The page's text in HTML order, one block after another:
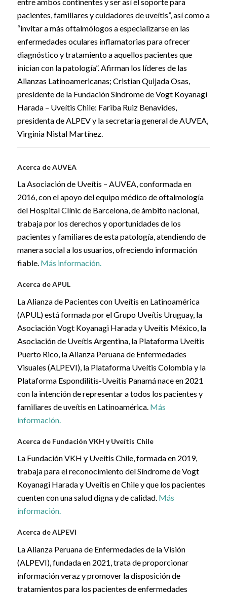
pacientes, familiares y cuidadores de uveítis”, así como a
“invitar a más oftalmólogos a especializarse en las
enfermedades oculares inflamatorias para ofrecer
diagnóstico y tratamiento a aquellos pacientes que
inician con la patología”. Afirman los líderes de las
Alianzas Latinoamericanas; Cristian Quijada Osas,
presidente de la Fundación Síndrome de Vogt Koyanagi
Harada – Uveítis Chile: Fariba Ruiz Benavides,
presidenta de ALPEV y la secretaria general de AUVEA,
Virginia Nistal Martínez.
Acerca de AUVEA
La Asociación de Uveítis – AUVEA, conformada en
2016, con el apoyo del equipo médico de oftalmología
del Hospital Clínic de Barcelona, de ámbito nacional,
trabaja por los derechos y oportunidades de los
pacientes y familiares de esta patología, atendiendo de
manera social a los usuarios, ofreciendo información
fiable. Más información.
Acerca de APUL
La Alianza de Pacientes con Uveítis en Latinoamérica
(APUL) está formada por el Grupo Uveítis Uruguay, la
Asociación Vogt Koyanagi Harada y Uveítis México, la
Asociación de Uveítis Argentina, la Plataforma Uveítis
Puerto Rico, la Alianza Peruana de Enfermedades
Visuales (ALPEVI), la Plataforma Uveítis Colombia y la
Plataforma Espondilitis-Uveítis Panamá nace en 2021
con la intención de representar a todos los pacientes y
familiares de uveítis en Latinoamérica. Más
información.
Acerca de Fundación VKH y Uveítis Chile
La Fundación VKH y Uveítis Chile, formada en 2019,
trabaja para el reconocimiento del Síndrome de Vogt
Koyanagi Harada y Uveítis en Chile y que los pacientes
cuenten con una salud digna y de calidad. Más
información.
Acerca de ALPEVI
La Alianza Peruana de Enfermedades de la Visión
(ALPEVI), fundada en 2021, trata de proporcionar
información veraz y promover la disposición de
tratamientos para los pacientes de enfermedades